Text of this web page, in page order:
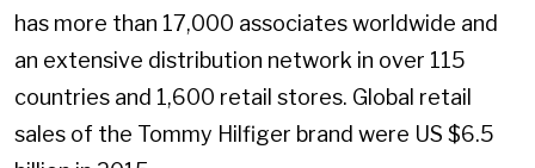
has more than 17,000 associates worldwide and
an extensive distribution network in over 115
countries and 1,600 retail stores. Global retail
sales of the Tommy Hilfiger brand were US $6.5